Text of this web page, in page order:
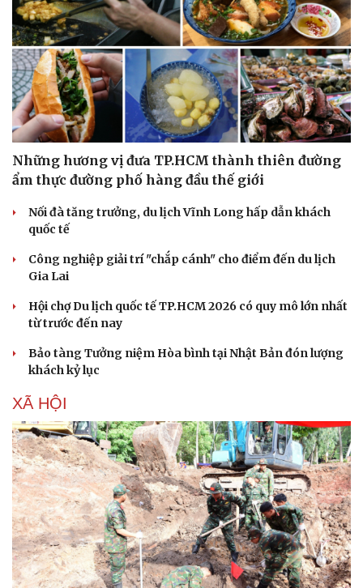
Những hương vị đưa TP.HCM thành thiên đường
ẩm thực đường phố hàng đầu thế giới
Nối đà tăng trưởng, du lịch Vĩnh Long hấp dẫn khách
quốc tế
Công nghiệp giải trí "chắp cánh" cho điểm đến du lịch
Gia Lai
Hội chợ Du lịch quốc tế TP.HCM 2026 có quy mô lớn nhất
từ trước đến nay
Bảo tàng Tưởng niệm Hòa bình tại Nhật Bản đón lượng
khách kỷ lục
XÃ HỘI